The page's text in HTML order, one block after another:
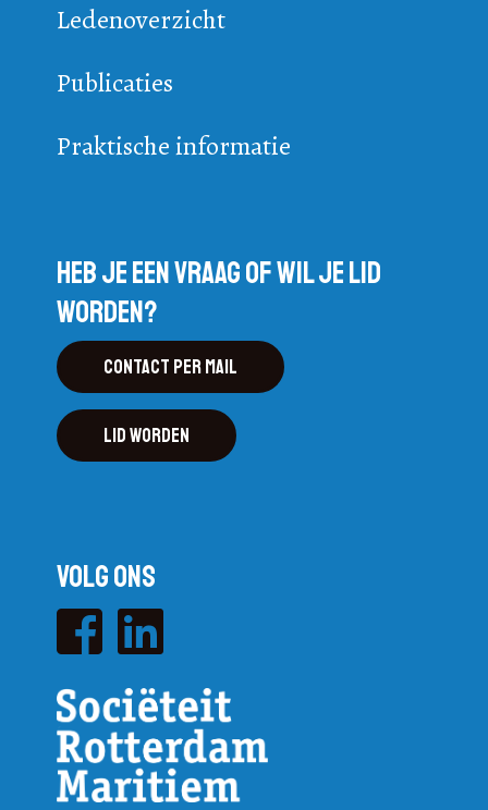
Ledenoverzicht
Publicaties
Praktische informatie
Heb je een vraag of wil je lid
worden?
Contact per mail
Lid worden
Volg ons